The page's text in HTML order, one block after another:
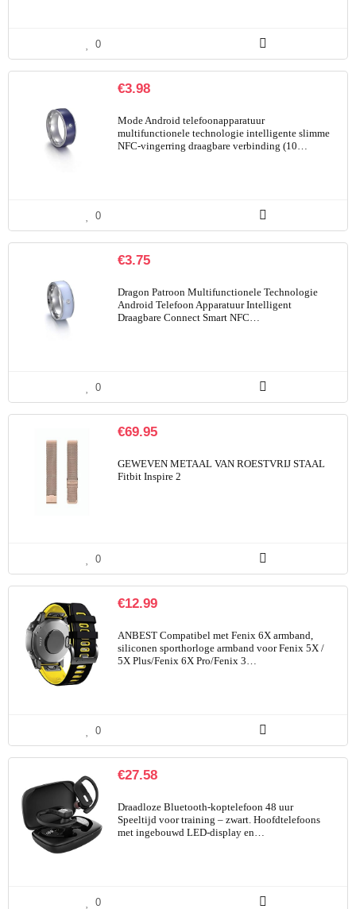
0
€3.98
Mode Android telefoonapparatuur
multifunctionele technologie intelligente slimme
NFC-vingerring draagbare verbinding (10…
0
€3.75
Dragon Patroon Multifunctionele Technologie
Android Telefoon Apparatuur Intelligent
Draagbare Connect Smart NFC…
0
€69.95
GEWEVEN METAAL VAN ROESTVRIJ STAAL
Fitbit Inspire 2
0
€12.99
ANBEST Compatibel met Fenix 6X armband,
siliconen sporthorloge armband voor Fenix 5X /
5X Plus/Fenix 6X Pro/Fenix 3…
0
€27.58
Draadloze Bluetooth-koptelefoon 48 uur
Speeltijd voor training – zwart. Hoofdtelefoons
met ingebouwd LED-display en…
0